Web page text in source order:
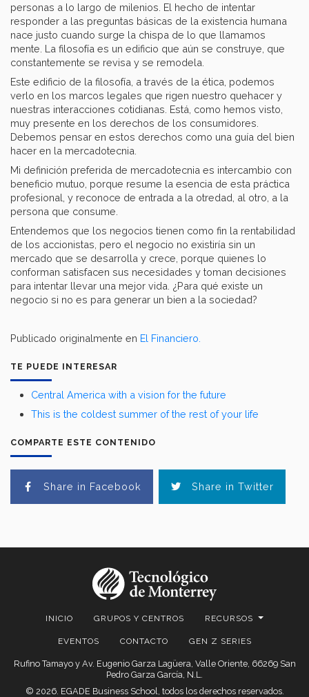
TE PUEDE INTERESAR
Central America with a vision for the future
This is the coldest summer of the rest of your life
COMPARTE ESTE CONTENIDO
Share in Facebook Share in Twitter
personas a lo largo de milenios. El hecho de intentar
responder a las preguntas básicas de la existencia humana
nace justo cuando surge la chispa de lo que llamamos
mente. La filosofía es un edificio que aún se construye, que
constantemente se revisa y se remodela.
Este edificio de la filosofía, a través de la ética, podemos
verlo en los marcos legales que rigen nuestro quehacer y
nuestras interacciones cotidianas. Está, como hemos visto,
muy presente en los derechos de los consumidores.
Debemos pensar en estos derechos como una guía del bien
hacer en la mercadotecnia.
Mi definición preferida de mercadotecnia es intercambio con
beneficio mutuo, porque resume la esencia de esta práctica
profesional, y reconoce de entrada a la otredad, al otro, a la
persona que consume.
Entendemos que los negocios tienen como fin la rentabilidad
de los accionistas, pero el negocio no existiría sin un
mercado que se desarrolla y crece, porque quienes lo
conforman satisfacen sus necesidades y toman decisiones
para intentar llevar una mejor vida. ¿Para qué existe un
negocio si no es para generar un bien a la sociedad?
Publicado originalmente en El Financiero.
INICIO GRUPOS Y CENTROS RECURSOS
EVENTOS CONTACTO GEN Z SERIES
Rufino Tamayo y Av. Eugenio Garza Lagüera, Valle Oriente, 66269 San
Pedro Garza García, N.L.
© 2026. EGADE Business School, todos los derechos reservados.